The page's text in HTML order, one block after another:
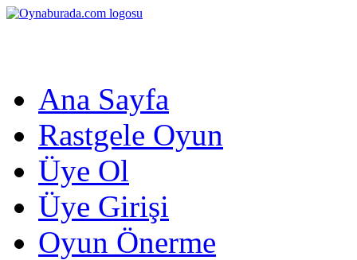
Ana Sayfa
Rastgele Oyun
Üye Ol
Üye Girişi
Oyun Önerme